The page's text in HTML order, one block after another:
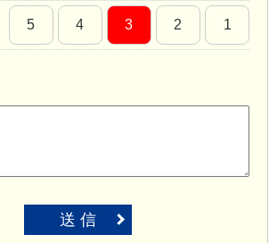
5 4 3 2 1
送 信